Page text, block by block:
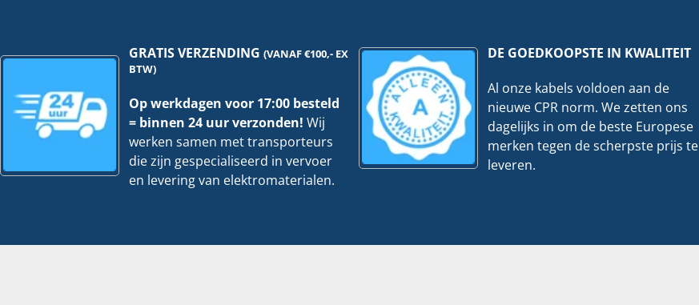
Breedte in module-eenheden
12
Geschikt voor data
Nee
Hoofdschakelaar – nom. stroom
40 A
Hoogte
475 mm
hoeveelheid
GRATIS VERZENDING(VANAF €100,- EX
BTW)
Op werkdagen voor 17:00 besteld
= binnen 24 uur verzonden! Wij
werken samen met transporteurs
die zijn gespecialiseerd in vervoer
en levering van elektromaterialen.
DE GOEDKOOPSTE IN KWALITEIT
Al onze kabels voldoen aan de
nieuwe CPR norm. We zetten ons
dagelijks in om de beste Europese
merken tegen de scherpste prijs te
leveren.